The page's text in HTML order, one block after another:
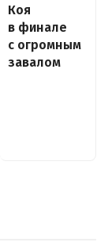
Коя
в финале
с огромным
завалом